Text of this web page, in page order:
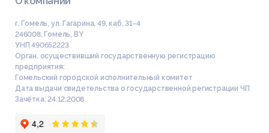
Задача 38
Задача 116
Задача 140
г. Гомель, ул. Гагарина, 49, каб. 31-4
246008, Гомель, BY
УНП 490652223
Орган, осуществивший государственную регистрацию
предприятия:
Гомельский городской исполнительный комитет
Дата выдачи свидетельства о государственной регистрации ЧП
Зачётка: 24.12.2008